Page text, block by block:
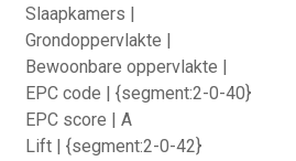
Slaapkamers |
Grondoppervlakte |
Bewoonbare oppervlakte |
EPC code | {segment:2-0-40}
EPC score | A
Lift | {segment:2-0-42}